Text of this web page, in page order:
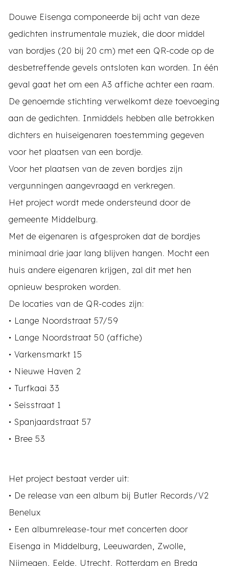
Douwe Eisenga componeerde bij acht van deze
gedichten instrumentale muziek, die door middel
van bordjes (20 bij 20 cm) met een QR-code op de
desbetreffende gevels ontsloten kan worden. In één
geval gaat het om een A3 affiche achter een raam.
De genoemde stichting verwelkomt deze toevoeging
aan de gedichten. Inmiddels hebben alle betrokken
dichters en huiseigenaren toestemming gegeven
voor het plaatsen van een bordje.
Voor het plaatsen van de zeven bordjes zijn
vergunningen aangevraagd en verkregen.
Het project wordt mede ondersteund door de
gemeente Middelburg.
Met de eigenaren is afgesproken dat de bordjes
minimaal drie jaar lang blijven hangen. Mocht een
huis andere eigenaren krijgen, zal dit met hen
opnieuw besproken worden.
De locaties van de QR-codes zijn:
• Lange Noordstraat 57/59
• Lange Noordstraat 50 (affiche)
• Varkensmarkt 15
• Nieuwe Haven 2
• Turfkaai 33
• Seisstraat 1
• Spanjaardstraat 57
• Bree 53
Het project bestaat verder uit:
• De release van een album bij Butler Records/V2
Benelux
• Een albumrelease-tour met concerten door
Eisenga in Middelburg, Leeuwarden, Zwolle,
Nijmegen, Eelde, Utrecht, Rotterdam en Breda